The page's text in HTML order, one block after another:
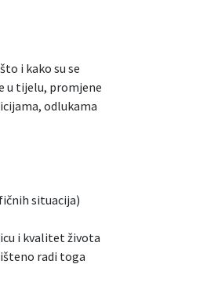
i kako su se
u tijelu, promjene
odlukama
situacija)
i kvalitet života
radi toga